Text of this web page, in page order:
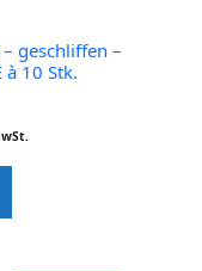
geschliffen –
10 Stk.